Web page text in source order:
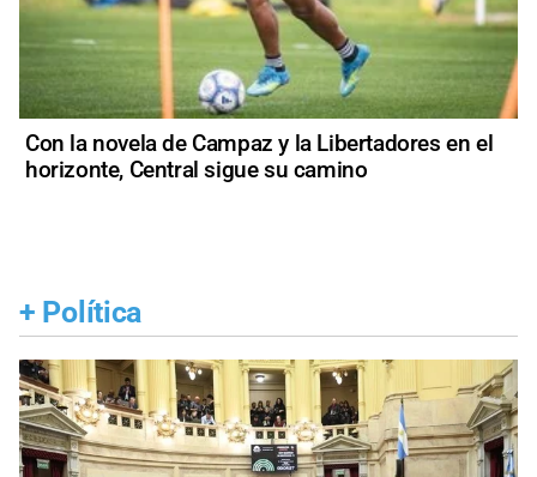
Con la novela de Campaz y la Libertadores en el
horizonte, Central sigue su camino
+ Política